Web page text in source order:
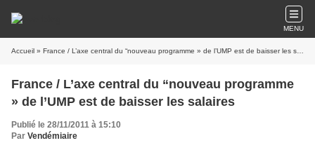
MENU
Accueil » France / L’axe central du “nouveau programme » de l’UMP est de baisser les salaires
France / L’axe central du “nouveau programme
» de l’UMP est de baisser les salaires
Publié le 28/11/2011 à 15:10
Par Vendémiaire